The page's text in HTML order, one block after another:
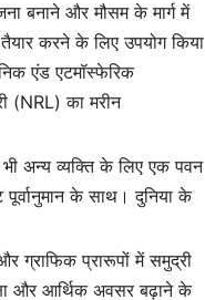
बनाने और मौसम के मार्ग में
तैयार करने के लिए उपयोग किया
एंड एटमॉस्फेरिक
(NRL) का मरीन
भी अन्य व्यक्ति के लिए एक पवन
के साथ। दुनिया के
ग्राफिक प्रारूपों में समुद्री
और आर्थिक अवसर बढ़ाने के